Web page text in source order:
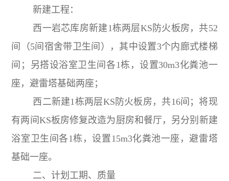
新建工程：
西一岩芯库房新建1栋两层KS防火板房，共52
间（5间宿舍带卫生间），其中设置3个内廊式楼梯
间；另搭设浴室卫生间各1栋，设置30m3化粪池一
座，避雷塔基础两座；
西二新建1栋两层KS防火板房，共16间；将现
有两间KS板房修复改造为厨房和餐厅，另分别新建
浴室卫生间各1栋，设置15m3化粪池一座，避雷塔
基础一座。
二、计划工期、质量